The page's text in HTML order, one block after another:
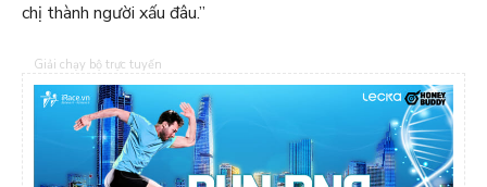
chị thành người xấu đâu.”
Giải chạy bộ trực tuyến